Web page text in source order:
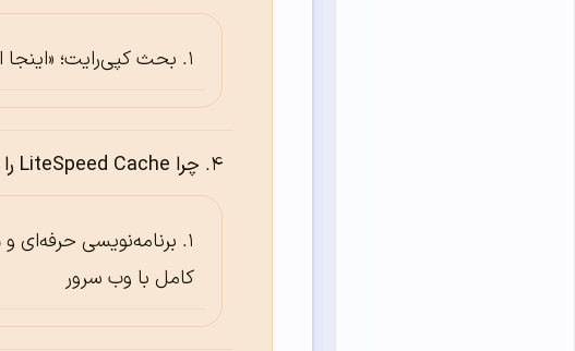
بحث کپی‌رایت؛ «اینجا
چرا LiteSpeed Cache را انتخاب کردیم؟
برنامه‌نویسی حرفه‌ای
کامل با وب سرور